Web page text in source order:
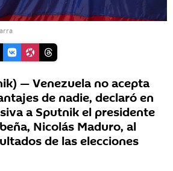
— Venezuela no acepta
de nadie, declaró en
a Sputnik el presidente
Nicolás Maduro, al
de las elecciones